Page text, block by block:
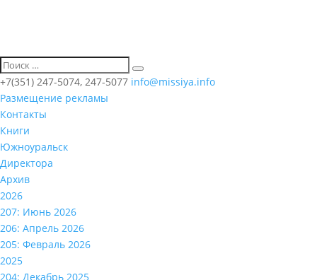
+7(351) 247-5074, 247-5077 info@missiya.info
Размещение рекламы
Контакты
Книги
Южноуральск
Директора
Архив
2026
207: Июнь 2026
206: Апрель 2026
205: Февраль 2026
2025
204: Декабрь 2025